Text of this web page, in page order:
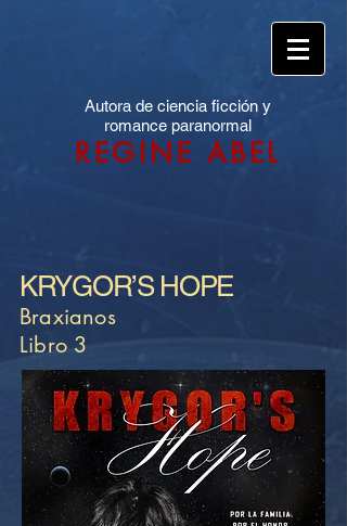
Autora de ciencia ficción y
romance paranormal
REGINE ABEL
KRYGOR’S HOPE
Braxianos
Libro 3